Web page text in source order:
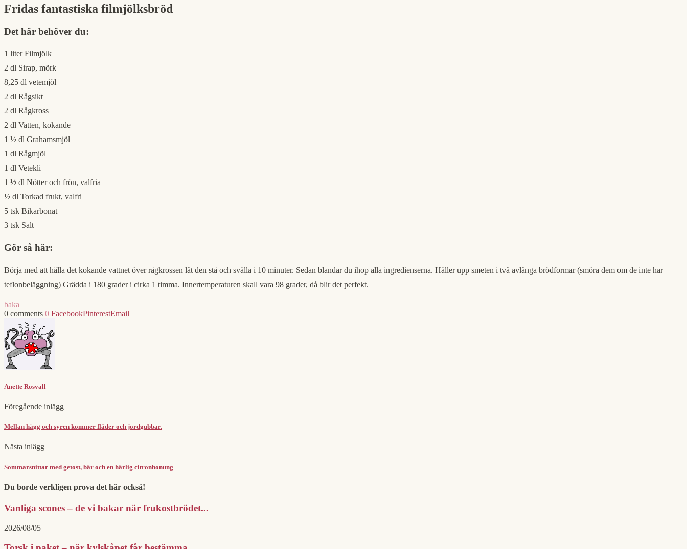
Fridas fantastiska filmjölksbröd
Det här behöver du:
1 liter Filmjölk
2 dl Sirap, mörk
8,25 dl vetemjöl
2 dl Rågsikt
2 dl Rågkross
2 dl Vatten, kokande
1 ½ dl Grahamsmjöl
1 dl Rågmjöl
1 dl Vetekli
1 ½ dl Nötter och frön, valfria
½ dl Torkad frukt, valfri
5 tsk Bikarbonat
3 tsk Salt
Gör så här:
Börja med att hälla det kokande vattnet över rågkrossen låt den stå och svälla i 10 minuter. Sedan blandar du ihop alla ingredienserna. Häller upp smeten i två avlånga brödformar (smöra dem om de inte har
teflonbeläggning) Grädda i 180 grader i cirka 1 timma. Innertemperaturen skall vara 98 grader, då blir det perfekt.
baka
0 comments 0 FacebookPinterestEmail
Anette Rosvall
Föregående inlägg
Mellan hägg och syren kommer fläder och jordgubbar.
Nästa inlägg
Sommarsnittar med getost, bär och en härlig citronhonung
Du borde verkligen prova det här också!
Vanliga scones – de vi bakar när frukostbrödet...
2026/08/05